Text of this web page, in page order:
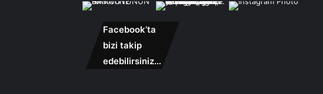
Facebook’ta
bizi takip
edebilirsiniz…